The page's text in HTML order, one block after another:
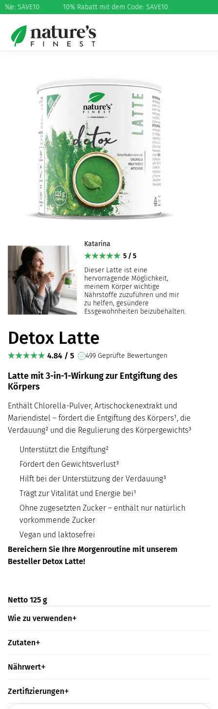
%SAVE10 10% Rabatt mit dem Code: SAVE10
Start/Gewichtsverlust/Entgiftung und
Gewichtsverlust
/ Detox Latte
Katarina
5 / 5
Dieser Latte ist eine
hervorragende Möglichkeit,
meinem Körper wichtige
Nährstoffe zuzuführen und mir
zu helfen, gesündere
Essgewohnheiten beizubehalten.
Detox Latte
4.84 / 5 499 Geprüfte Bewertungen
Latte mit 3-in-1-Wirkung zur Entgiftung des
Körpers
Enthält Chlorella-Pulver, Artischockenextrakt und
Mariendistel – fördert die Entgiftung des Körpers¹, die
Verdauung² und die Regulierung des Körpergewichts³
Unterstützt die Entgiftung²
Fördert den Gewichtsverlust³
Hilft bei der Unterstützung der Verdauung³
Trägt zur Vitalität und Energie bei¹
Ohne zugesetzten Zucker – enthält nur natürlich
vorkommende Zucker
Vegan und laktosefrei
Bereichern Sie Ihre Morgenroutine mit unserem
Besteller Detox Latte!
Netto 125 g
Wie zu verwenden
Zutaten
Nährwert
Zertifizierungen